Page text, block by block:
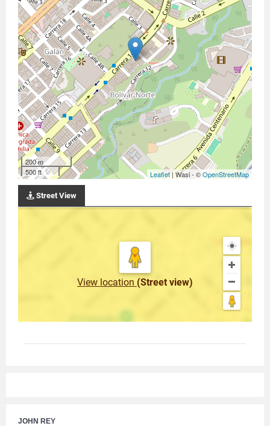
200 m
500 ft
Leaflet| Wasi - ©OpenStreetMap
Street View
View location (Street view)
JOHN REY